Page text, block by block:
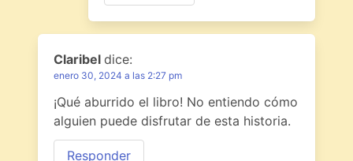
Claribel dice:
enero 30, 2024 a las 2:27 pm
¡Qué aburrido el libro! No entiendo cómo
alguien puede disfrutar de esta historia.
Responder